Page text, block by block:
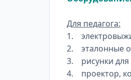
Для педагога:
1.
2. эталонные
3. рисунки для
4. проектор,